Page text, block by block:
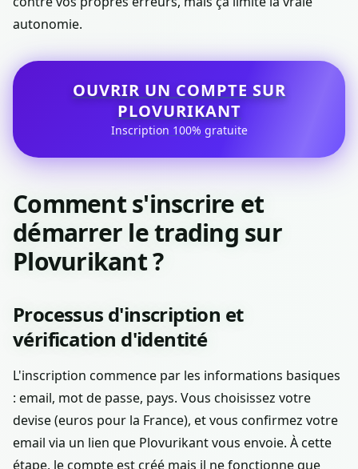
autonomie.
OUVRIR UN COMPTE SUR
PLOVURIKANT
Inscription 100% gratuite
Comment s'inscrire et
démarrer le trading sur
Plovurikant ?
Processus d'inscription et
vérification d'identité
L'inscription commence par les informations basiques
: email, mot de passe, pays. Vous choisissez votre
devise (euros pour la France), et vous confirmez votre
email via un lien que Plovurikant vous envoie. À cette
étape, le compte est créé mais il ne fonctionne que